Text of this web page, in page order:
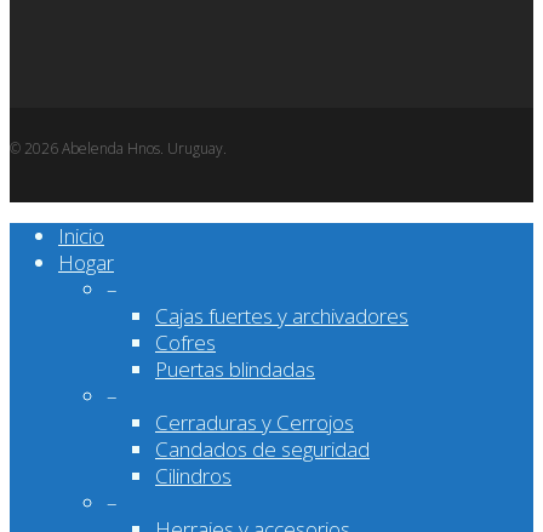
© 2026 Abelenda Hnos. Uruguay.
Close
Menu
Inicio
Hogar
–
Cajas fuertes y archivadores
Cofres
Puertas blindadas
–
Cerraduras y Cerrojos
Candados de seguridad
Cilindros
–